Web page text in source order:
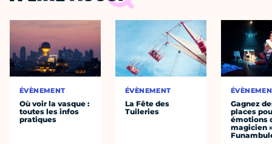
ÉVÈNEMENT
Où voir la vasque :
toutes les infos
pratiques
ÉVÈNEMENT
La Fête des
Tuileries
Gagnez
places
émotions
magicien